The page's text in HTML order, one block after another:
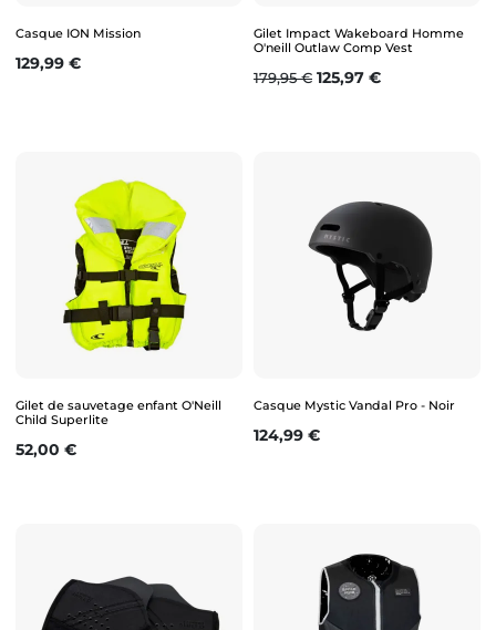
Casque ION Mission
Prix
129,99 €
Gilet Impact Wakeboard Homme
O'neill Outlaw Comp Vest
Prix de base
179,95 € Prix
125,97 €
Gilet de sauvetage enfant O'Neill
Child Superlite
Prix
52,00 €
Casque Mystic Vandal Pro - Noir
Prix
124,99 €